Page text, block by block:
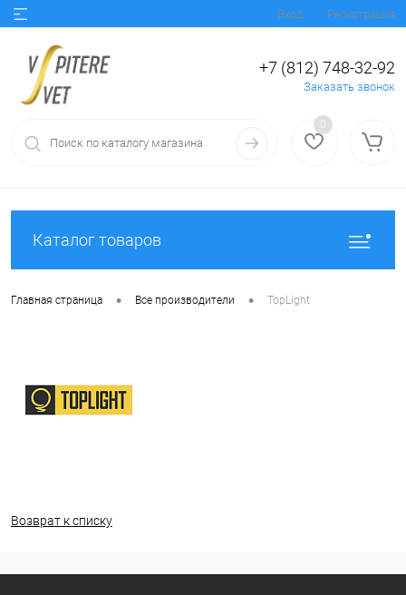
Вход Регистрация
+7 (812) 748-32-92
Заказать звонок
0
Каталог товаров
Главная страница • Все производители • TopLight
Возврат к списку